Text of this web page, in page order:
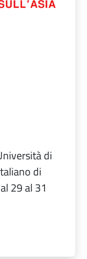
di
di
29 al 31